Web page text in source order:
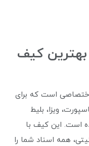
بهترین کیف
است که برای
ویزا، بلیط
است. این کیف با
همه اسناد شما را